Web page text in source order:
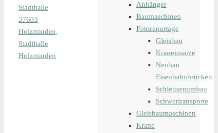
Stadthalle
37603
Holzminden,
Stadthalle
Holzminden
Anhänger
Baumaschinen
Fotoreportage
Gleisbau
Kraneinsätze
Neubau
Eisenbahnbrücken
Schleusenumbau
Schwertransporte
Gleisbaumaschinen
Krane